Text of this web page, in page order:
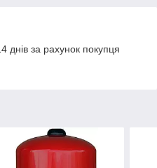
днів за рахунок покупця